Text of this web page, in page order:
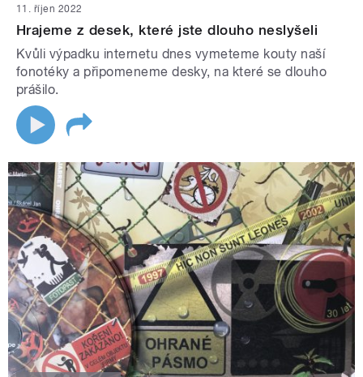
11. říjen 2022
Hrajeme z desek, které jste dlouho neslyšeli
Kvůli výpadku internetu dnes vymeteme kouty naší
fonotéky a připomeneme desky, na které se dlouho
prášilo.